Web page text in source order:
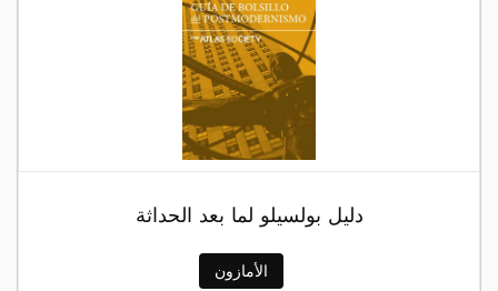
دليل بولسيلو لما بعد الحداثة
الأمازون